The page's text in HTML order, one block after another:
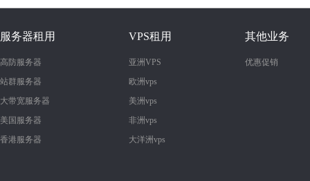
服务器租用
高防服务器
站群服务器
大带宽服务器
美国服务器
香港服务器
VPS租用
亚洲VPS
欧洲vps
美洲vps
非洲vps
大洋洲vps
其他业务
优惠促销